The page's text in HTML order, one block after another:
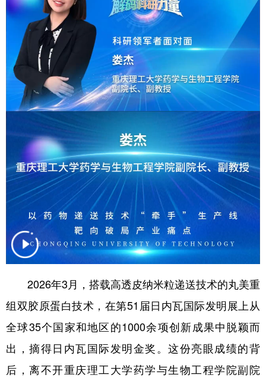
2026年3月，搭载高透皮纳米粒递送技术的丸美重
组双胶原蛋白技术，在第51届日内瓦国际发明展上从
全球35个国家和地区的1000余项创新成果中脱颖而
出，摘得日内瓦国际发明金奖。这份亮眼成绩的背
后，离不开重庆理工大学药学与生物工程学院副院